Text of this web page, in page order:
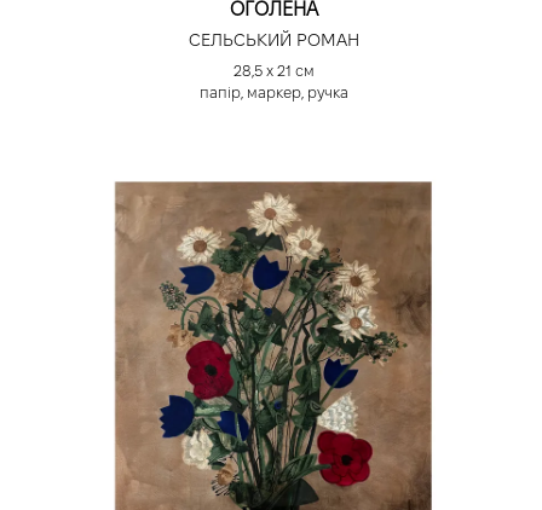
ОГОЛЕНА
СЕЛЬСЬКИЙ РОМАН
28,5 х 21 см
папір, маркер, ручка